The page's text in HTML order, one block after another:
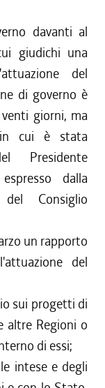
davanti al
giudichi una
del
di governo è
giorni, ma
cui è stata
Presidente
dalla
Consiglio
un rapporto
del
sui progetti di
altre Regioni o
di essi;
intese e degli